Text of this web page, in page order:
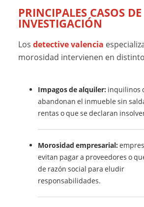
PRINCIPALES CASOS DE
INVESTIGACIÓN
Losdetective valencia
morosidad intervienen en
Impagos de alquiler: inquilinos
abandonan el inmueble sin
rentas o que se declaran
Morosidad empresarial:
evitan pagar a proveedores o
de razón social para eludir
responsabilidades.